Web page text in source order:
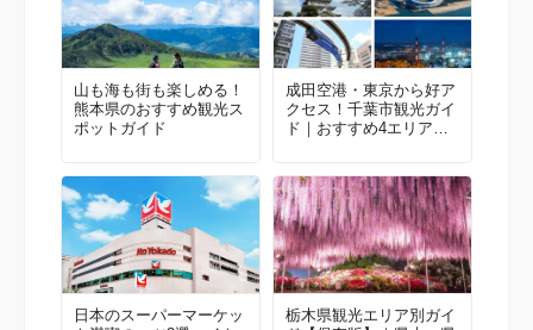
山も海も街も楽しめる！
熊本県のおすすめ観光ス
ポットガイド
成田空港・東京から好ア
クセス！千葉市観光ガイ
ド｜おすすめ4エリア＆
日本のスーパーマーケッ
栃木県観光エリア別ガイ